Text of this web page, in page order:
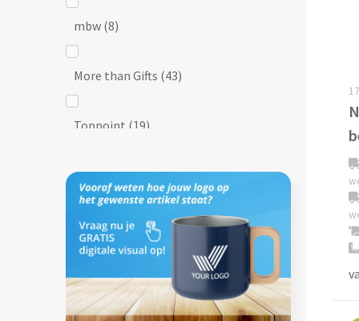
mbw (8)
More than Gifts (43)
Toppoint (19)
Vinga(1)
XD Collection(6)